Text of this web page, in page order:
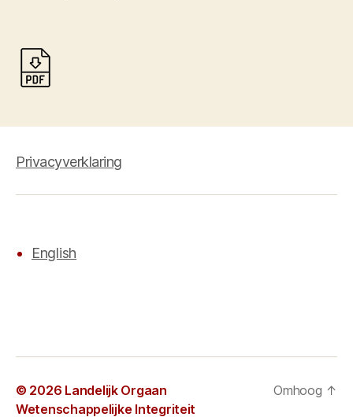
Privacyverklaring
English
© 2026 Landelijk Orgaan
Wetenschappelijke Integriteit
Omhoog ↑